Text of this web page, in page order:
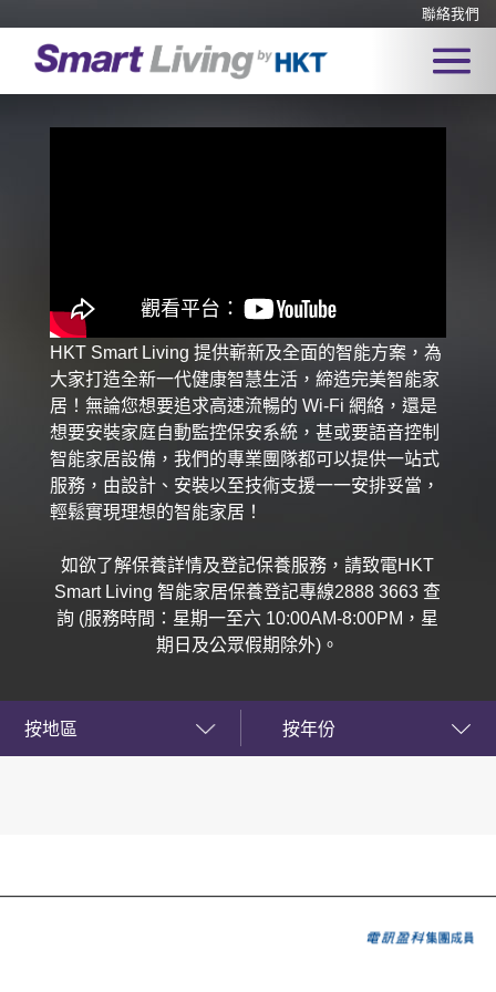
聯絡我們
HKT Smart Living 提供嶄新及全面的智能方案，為
大家打造全新一代健康智慧生活，締造完美智能家
居！無論您想要追求高速流暢的 Wi-Fi 網絡，還是
想要安裝家庭自動監控保安系統，甚或要語音控制
智能家居設備，我們的專業團隊都可以提供一站式
服務，由設計、安裝以至技術支援一一安排妥當，
輕鬆實現理想的智能家居！
如欲了解保養詳情及登記保養服務，請致電HKT
Smart Living 智能家居保養登記專線2888 3663 查
詢 (服務時間：星期一至六 10:00AM-8:00PM，星
期日及公眾假期除外)。
按地區 按年份